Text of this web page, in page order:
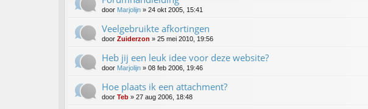
door Marjolijn » 24 okt 2005, 15:41
Veelgebruikte afkortingen
door Zuiderzon » 25 mei 2010, 19:56
Heb jij een leuk idee voor deze website?
door Marjolijn » 08 feb 2006, 19:46
Hoe plaats ik een attachment?
door Teb » 27 aug 2006, 18:48